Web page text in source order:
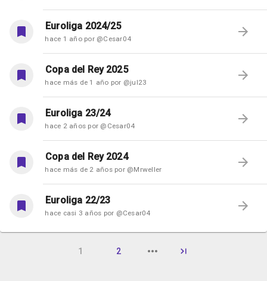
Euroliga 2024/25
hace 1 año por @Cesar04
Copa del Rey 2025
hace más de 1 año por @jul23
Euroliga 23/24
hace 2 años por @Cesar04
Copa del Rey 2024
hace más de 2 años por @Mrweller
Euroliga 22/23
hace casi 3 años por @Cesar04
1 2